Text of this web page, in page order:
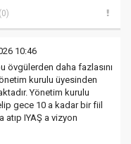
(0)
10:46
övgülerden daha fazlasını
kurulu üyesinden
Yönetim kurulu
gece 10 a kadar bir fiil
atıp IYAŞ a vizyon